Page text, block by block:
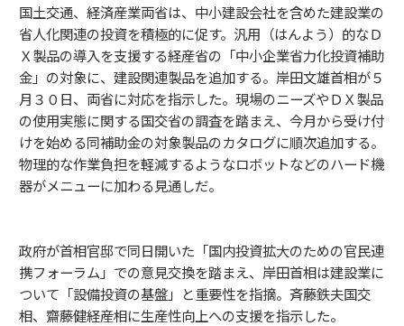
国土交通、経済産業両省は、中小建設会社を含めた建設業の
省人化関連の投資を積極的に促す。汎用（はんよう）的なＤ
Ｘ製品の導入を支援する経産省の「中小企業省力化投資補助
金」の対象に、建設関連製品を追加する。岸田文雄首相が５
月３０日、両省に対応を指示した。現場のニーズやＤＸ製品
の使用実態に関する国交省の調査を踏まえ、今月から受け付
けを始める同補助金の対象製品のカタログに順次追加する。
物理的な作業負担を軽減するようなロボットなどのハード機
器がメニューに加わる見通しだ。
政府が首相官邸で同日開いた「国内投資拡大のための官民連
携フォーラム」での意見交換を踏まえ、岸田首相は建設業に
ついて「設備投資の基盤」と重要性を指摘。斉藤鉄夫国交
相、齋藤健経産相に生産性向上への支援を指示した。